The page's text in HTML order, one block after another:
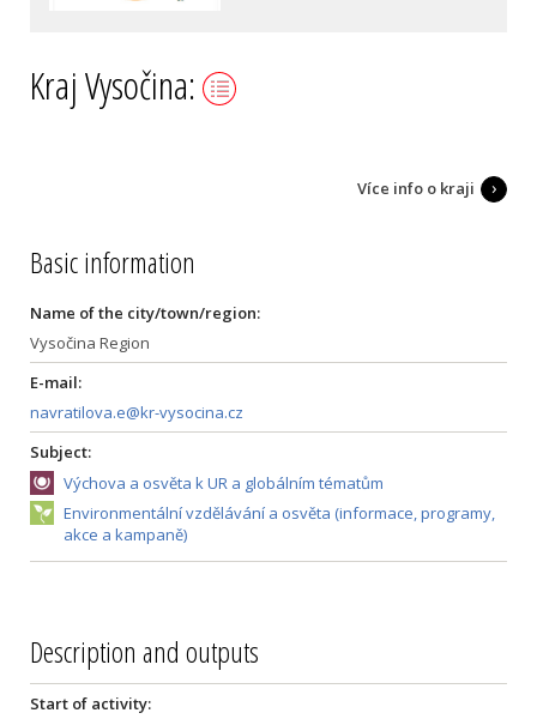
Kraj Vysočina:
Více info o kraji
Basic information
Name of the city/town/region:
Vysočina Region
E-mail:
navratilova.e@kr-vysocina.cz
Subject:
Výchova a osvěta k UR a globálním tématům
Environmentální vzdělávání a osvěta (informace, programy,
akce a kampaně)
Description and outputs
Start of activity: